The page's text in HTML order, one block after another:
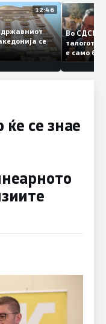
12:46
и државниот
Македонија се
Во
е само
копија
Заев
се знае